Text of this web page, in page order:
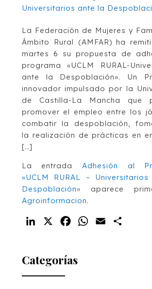
La Federación de Mujeres y
Ámbito Rural (AMFAR) ha
martes 6 su propuesta de
programa «UCLM RURAL-
ante la Despoblación». Un
innovador impulsado por la
de Castilla-La Mancha que
promover el empleo entre los
combatir la despoblación,
la realización de prácticas en
[…]
La entrada Adhesión al
«UCLM RURAL –
Despoblación» aparece
Agroinformacion.
LinkedIn FacebookWhatsApp
Email
Categorías